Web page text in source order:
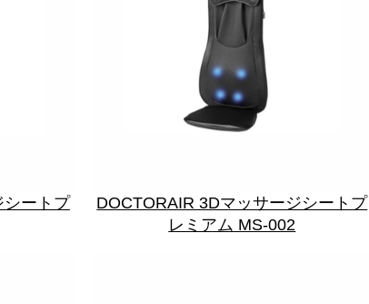
シートプ
DOCTORAIR 3Dマッサージシートプ
レミアム MS-002